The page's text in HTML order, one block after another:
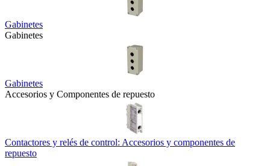
Gabinetes
Gabinetes
Gabinetes
Accesorios y Componentes de repuesto
Contactores y relés de control: Accesorios y componentes de
repuesto